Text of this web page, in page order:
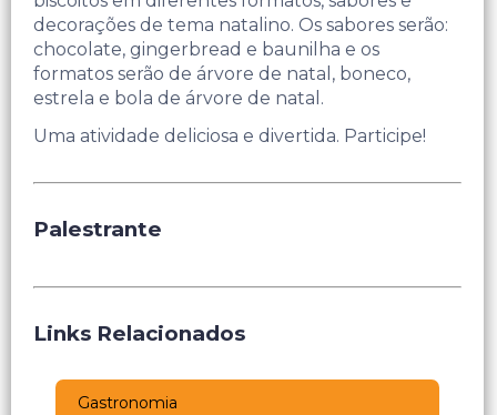
decorações de tema natalino. Os sabores serão:
chocolate, gingerbread e baunilha e os
formatos serão de árvore de natal, boneco,
estrela e bola de árvore de natal.
Uma atividade deliciosa e divertida. Participe!
Palestrante
Links Relacionados
Gastronomia